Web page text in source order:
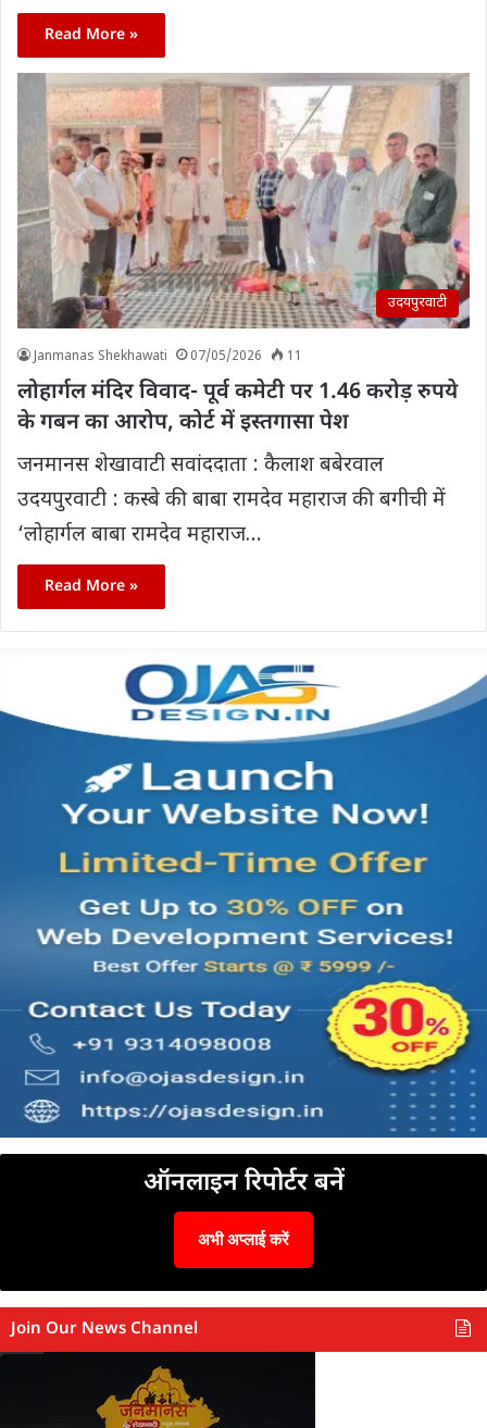
Read More »
उदयपुरवाटी
Janmanas Shekhawati 07/05/2026 11
लोहार्गल मंदिर विवाद- पूर्व कमेटी पर 1.46 करोड़ रुपये
के गबन का आरोप, कोर्ट में इस्तगासा पेश
जनमानस शेखावाटी सवांददाता : कैलाश बबेरवाल
उदयपुरवाटी : कस्बे की बाबा रामदेव महाराज की बगीची में
‘लोहार्गल बाबा रामदेव महाराज…
Read More »
ऑनलाइन रिपोर्टर बनें
अभी अप्लाई करें
Join Our News Channel